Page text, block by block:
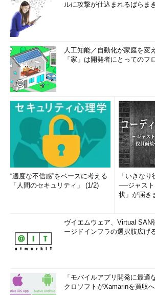
ルに攻撃が仕込まれるばらま
人工知能／自動化が家庭を
「家」は開発者にとってのフ
“適度な不信感”をベースに考える
「人間のセキュリティ」 (1/2)
「いきな
──ジャス
状」が届き
ヴイエムウェア、Virtual SAN
ージドインフラの選択肢広げ
「モバイルアプリ開発に最
クロソフトがXamarinを買収へ